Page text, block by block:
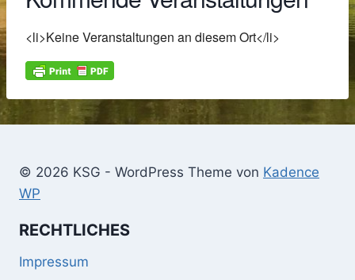
<li>Keine Veranstaltungen an diesem Ort</li>
© 2026 KSG - WordPress Theme von Kadence
WP
RECHTLICHES
Impressum